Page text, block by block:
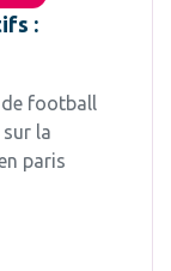
:
football
la
paris